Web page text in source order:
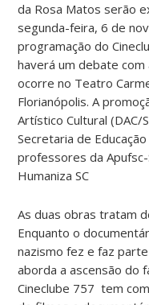
da Rosa Matos serão
segunda-feira, 6 de
programação do
haverá um debate
ocorre no Teatro
Florianópolis. A
Artístico Cultural (DAC/
Secretaria de
professores da
Humaniza SC
As duas obras tratam
Enquanto o
nazismo fez e faz
aborda a ascensão do
Cineclube 757 tem